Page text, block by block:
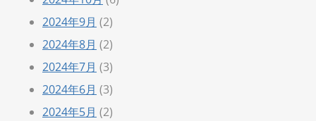
2024年9月 (2)
2024年8月 (2)
2024年7月 (3)
2024年6月 (3)
2024年5月 (2)